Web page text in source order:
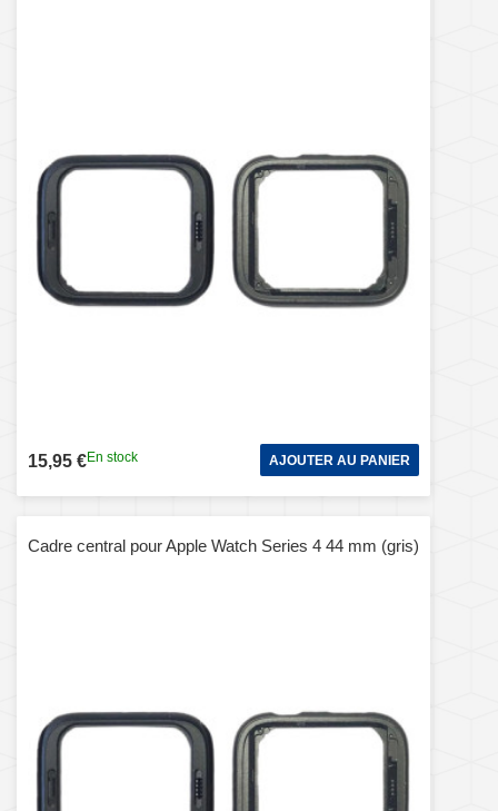
15,95 €En stock AJOUTER AU PANIER
Cadre central pour Apple Watch Series 4 44 mm (gris)